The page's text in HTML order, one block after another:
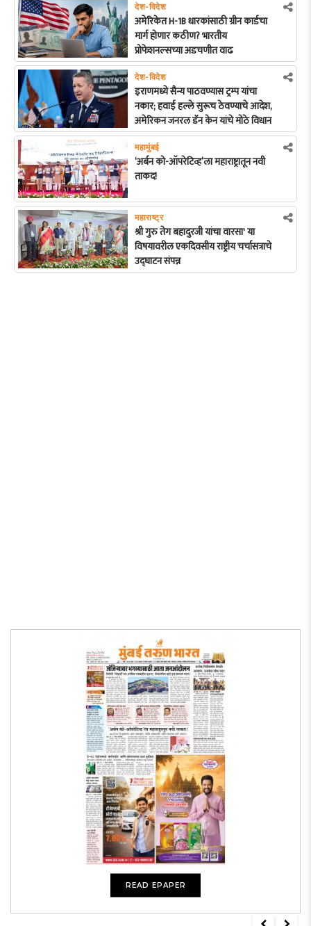
देश-विदेश
अमेरिकेत H-1B धारकांसाठी ग्रीन कार्डचा
मार्ग होणार कठीण? भारतीय
प्रोफेशनल्सच्या अडचणीत वाढ
देश-विदेश
इराणमध्ये सैन्य पाठवण्यास ट्रम्प यांचा
नकार; हवाई हल्ले सुरूच ठेवण्याचे आदेश,
अमेरिकन जनरल डॅन केन यांचे मोठे विधान
महामुंबई
‘अर्बन को-ऑपरेटिव्ह’ला महाराष्ट्रातून नवी
ताकद!
महाराष्ट्र
श्री गुरु तेग बहादुरजी यांचा वारसा' या
विषयावरील एकदिवसीय राष्ट्रीय चर्चासत्राचे
उद्घाटन संपन्न
READ EPAPER